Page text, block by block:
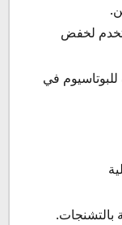
لخفض
في
بالتشنجات.